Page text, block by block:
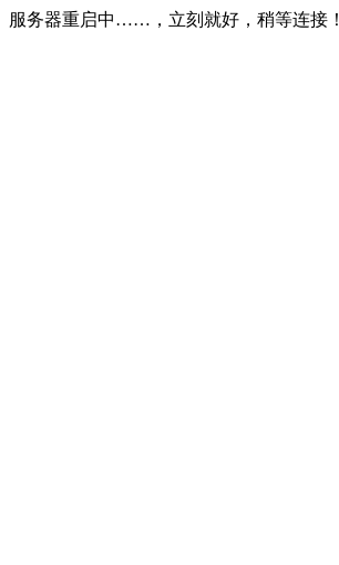
服务器重启中……，立刻就好，稍等连接！